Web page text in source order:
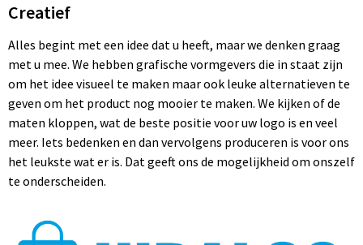
Creatief
Alles begint met een idee dat u heeft, maar we denken graag
met u mee. We hebben grafische vormgevers die in staat zijn
om het idee visueel te maken maar ook leuke alternatieven te
geven om het product nog mooier te maken. We kijken of de
maten kloppen, wat de beste positie voor uw logo is en veel
meer. Iets bedenken en dan vervolgens produceren is voor ons
het leukste wat er is. Dat geeft ons de mogelijkheid om onszelf
te onderscheiden.